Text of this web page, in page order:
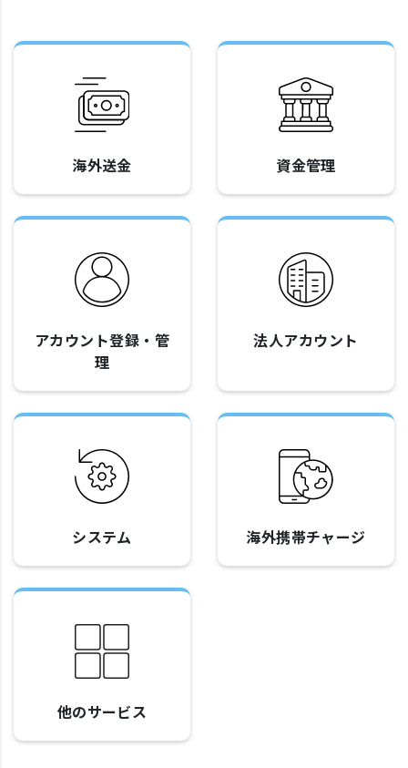
海外送金 資金管理
アカウント登録・管
理
法人アカウント
システム 海外携帯チャージ
他のサービス